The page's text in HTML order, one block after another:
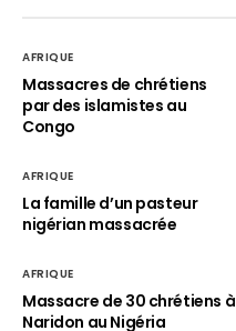
AFRIQUE
Massacres de chrétiens
par des islamistes au
Congo
AFRIQUE
La famille d’un pasteur
nigérian massacrée
AFRIQUE
Massacre de 30 chrétiens à
Naridon au Nigéria